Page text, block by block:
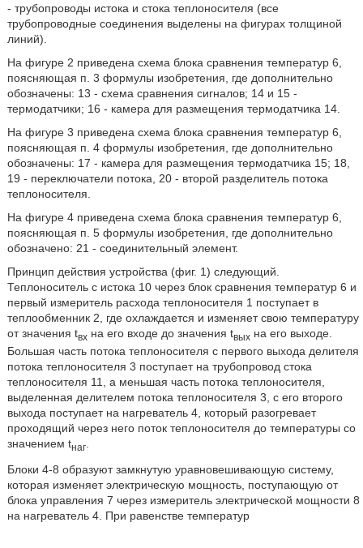
- трубопроводы истока и стока теплоносителя (все
трубопроводные соединения выделены на фигурах толщиной
линий).
На фигуре 2 приведена схема блока сравнения температур 6,
поясняющая п. 3 формулы изобретения, где дополнительно
обозначены: 13 - схема сравнения сигналов; 14 и 15 -
термодатчики; 16 - камера для размещения термодатчика 14.
На фигуре 3 приведена схема блока сравнения температур 6,
поясняющая п. 4 формулы изобретения, где дополнительно
обозначены: 17 - камера для размещения термодатчика 15; 18,
19 - переключатели потока, 20 - второй разделитель потока
теплоносителя.
На фигуре 4 приведена схема блока сравнения температур 6,
поясняющая п. 5 формулы изобретения, где дополнительно
обозначено: 21 - соединительный элемент.
Принцип действия устройства (фиг. 1) следующий.
Теплоноситель с истока 10 через блок сравнения температур 6 и
первый измеритель расхода теплоносителя 1 поступает в
теплообменник 2, где охлаждается и изменяет свою температуру
от значения tвxна его входе до значения tвыхна его выходе.
Большая часть потока теплоносителя с первого выхода делителя
потока теплоносителя 3 поступает на трубопровод стока
теплоносителя 11, а меньшая часть потока теплоносителя,
выделенная делителем потока теплоносителя 3, с его второго
выхода поступает на нагреватель 4, который разогревает
проходящий через него поток теплоносителя до температуры со
значением tнаг.
Блоки 4-8 образуют замкнутую уравновешивающую систему,
которая изменяет электрическую мощность, поступающую от
блока управления 7 через измеритель электрической мощности 8
на нагреватель 4. При равенстве температур